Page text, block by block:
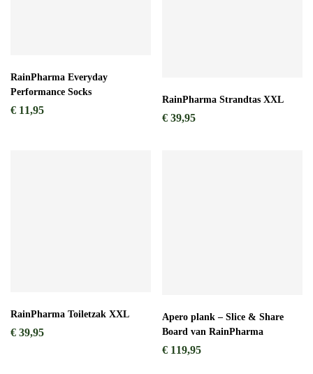
RainPharma Everyday
Performance Socks
€ 11,95
RainPharma Strandtas XXL
€ 39,95
RainPharma Toiletzak XXL
€ 39,95
Apero plank – Slice & Share
Board van RainPharma
€ 119,95